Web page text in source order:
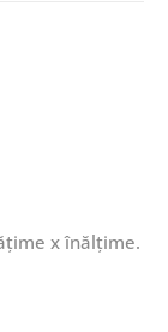
x înălțime.